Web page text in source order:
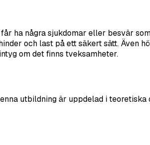
ha några sjukdomar eller besvär
och last på ett säkert sätt. Även
om det finns tveksamheter.
utbildning är uppdelad i